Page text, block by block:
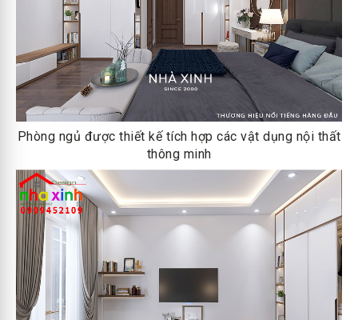
Phòng ngủ được thiết kế tích hợp các vật dụng nội thất
thông minh